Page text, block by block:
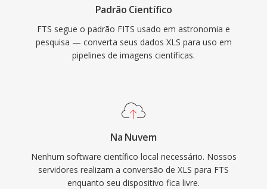
Padrão Científico
FTS segue o padrão FITS usado em astronomia e
pesquisa — converta seus dados XLS para uso em
pipelines de imagens científicas.
Na Nuvem
Nenhum software científico local necessário. Nossos
servidores realizam a conversão de XLS para FTS
enquanto seu dispositivo fica livre.